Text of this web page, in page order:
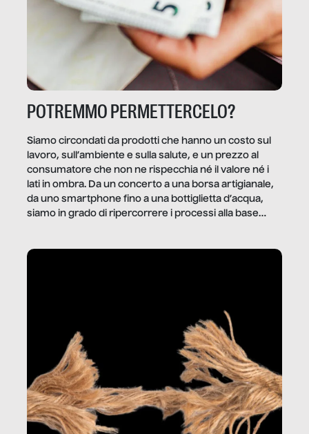
POTREMMO PERMETTERCELO?
Siamo circondati da prodotti che hanno un costo sul
lavoro, sull’ambiente e sulla salute, e un prezzo al
consumatore che non ne rispecchia né il valore né i
lati in ombra. Da un concerto a una borsa artigianale,
da uno smartphone fino a una bottiglietta d’acqua,
siamo in grado di ripercorrere i processi alla base
dietro gli oggetti e i servizi che fanno la nostra vita